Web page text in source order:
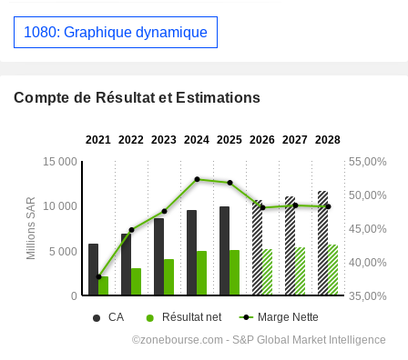
1080: Graphique dynamique
Compte de Résultat et Estimations